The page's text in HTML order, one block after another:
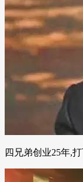
四兄弟创业25年,